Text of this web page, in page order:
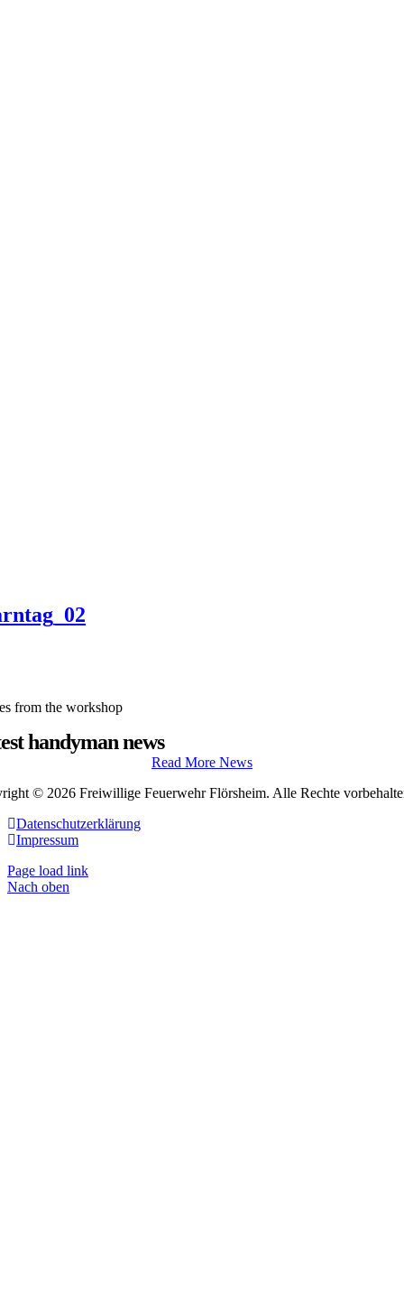
from the workshop
handyman news
Read More News
© 2026 Freiwillige Feuerwehr Flörsheim. Alle Rechte
Datenschutzerklärung
Impressum
Page load link
Nach oben